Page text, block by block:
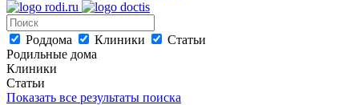
Роддома Клиники
Статьи
Родильные дома
Клиники
Статьи
Показать все результаты поиска